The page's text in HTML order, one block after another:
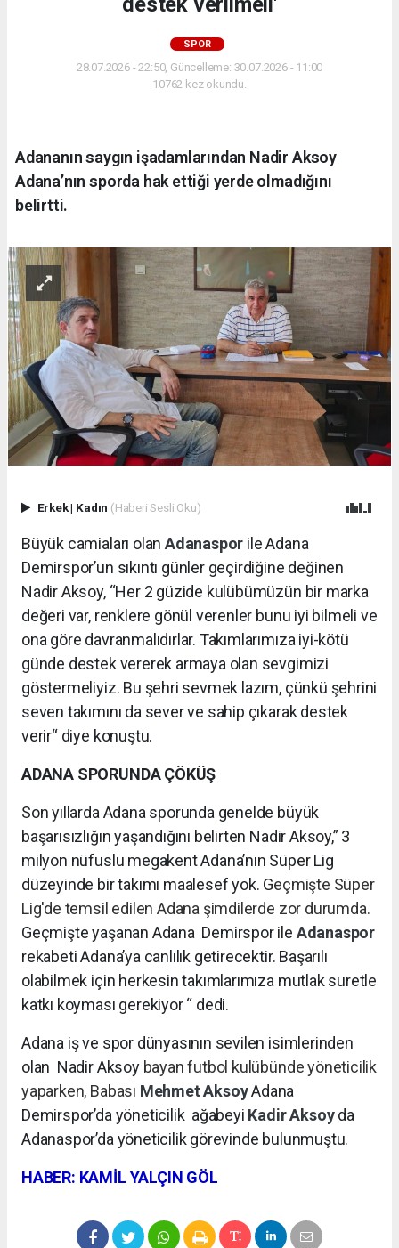
SPOR
28.07.2026 - 22:50, Güncelleme: 30.07.2026 - 11:00
10762 kez okundu.
Adananın saygın işadamlarından Nadir Aksoy
Adana’nın sporda hak ettiği yerde olmadığını
belirtti.
Erkek| Kadın (Haberi Sesli Oku)
Büyük camiaları olan Adanaspor ile Adana
Demirspor’un sıkıntı günler geçirdiğine değinen
Nadir Aksoy, “Her 2 güzide kulübümüzün bir marka
değeri var, renklere gönül verenler bunu iyi bilmeli ve
ona göre davranmalıdırlar. Takımlarımıza iyi-kötü
günde destek vererek armaya olan sevgimizi
göstermeliyiz. Bu şehri sevmek lazım, çünkü şehrini
seven takımını da sever ve sahip çıkarak destek
verir“ diye konuştu.
ADANA SPORUNDA ÇÖKÜŞ
Son yıllarda Adana sporunda genelde büyük
başarısızlığın yaşandığını belirten Nadir Aksoy,” 3
milyon nüfuslu megakent Adana’nın Süper Lig
düzeyinde bir takımı maalesef yok. Geçmişte Süper
Lig'de temsil edilen Adana şimdilerde zor durumda.
Geçmişte yaşanan Adana Demirspor ile Adanaspor
rekabeti Adana’ya canlılık getirecektir. Başarılı
olabilmek için herkesin takımlarımıza mutlak suretle
katkı koyması gerekiyor “ dedi.
Adana iş ve spor dünyasının sevilen isimlerinden
olan Nadir Aksoy bayan futbol kulübünde yöneticilik
yaparken, Babası Mehmet AksoyAdana
Demirspor’da yöneticilik ağabeyi Kadir Aksoyda
Adanaspor’da yöneticilik görevinde bulunmuştu.
HABER: KAMİL YALÇIN GÖL